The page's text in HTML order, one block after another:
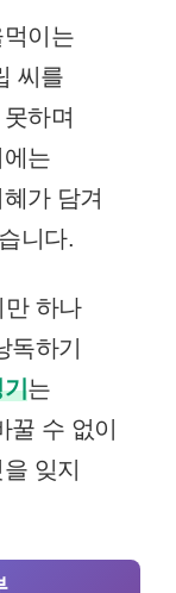
이는
씨를
하며
는
가 담겨
니다.
만 하나
독하기
는
꿀 수 없이
잊지